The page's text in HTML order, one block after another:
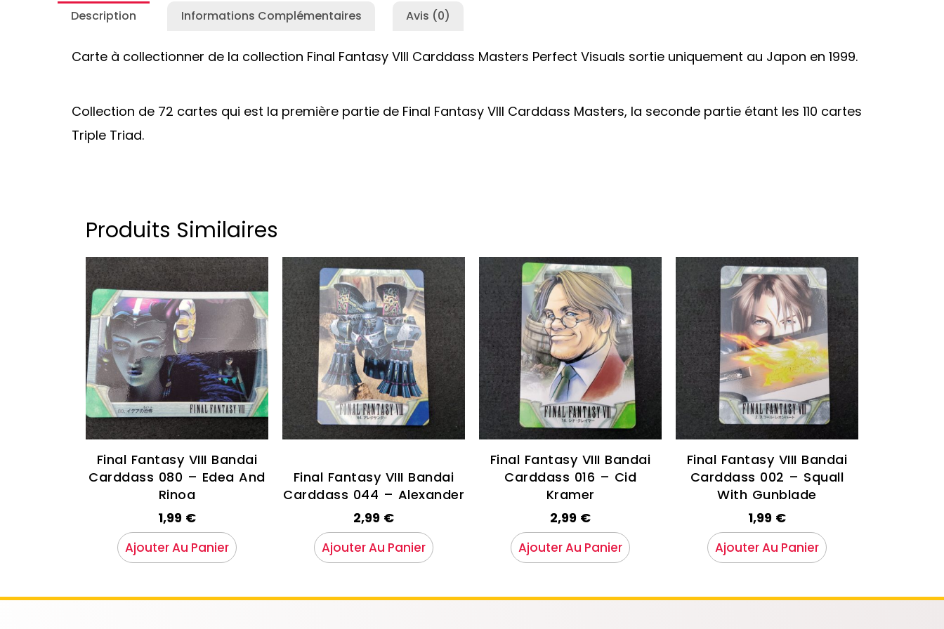
Description Informations Complémentaires Avis (0)
Carte à collectionner de la collection Final Fantasy VIII Carddass Masters Perfect Visuals sortie uniquement au Japon en 1999.
Collection de 72 cartes qui est la première partie de Final Fantasy VIII Carddass Masters, la seconde partie étant les 110 cartes
Triple Triad.
Produits Similaires
Final Fantasy VIII Bandai
Carddass 080 – Edea And
Rinoa
1,99 €
Ajouter Au Panier
Final Fantasy VIII Bandai
Carddass 044 – Alexander
2,99 €
Ajouter Au Panier
Final Fantasy VIII Bandai
Carddass 016 – Cid
Kramer
2,99 €
Ajouter Au Panier
Final Fantasy VIII Bandai
Carddass 002 – Squall
With Gunblade
1,99 €
Ajouter Au Panier